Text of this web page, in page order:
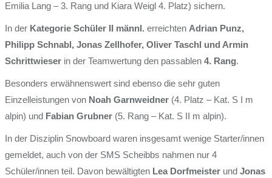
Emilia Lang – 3. Rang und Kiara Weigl 4. Platz) sichern.
In der Kategorie Schüler II männl. erreichten Adrian Punz,
Philipp Schnabl, Jonas Zellhofer, Oliver Taschl und Armin
Schrittwieser in der Teamwertung den passablen 4. Rang.
Besonders erwähnenswert sind ebenso die sehr guten
Einzelleistungen von Noah Garnweidner (4. Platz – Kat. S I m
alpin) und Fabian Grubner (5. Rang – Kat. S II m alpin).
In der Disziplin Snowboard waren insgesamt wenige Starter/innen
gemeldet, auch von der SMS Scheibbs nahmen nur 4
Schüler/innen teil. Davon bewältigten Lea Dorfmeister und Jonas